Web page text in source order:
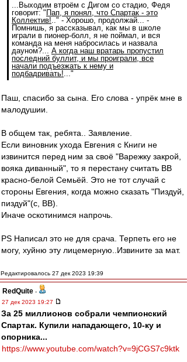
...Выходим втроём с Дигом со стадио, Федя
говорит: " Пап, я понял, что Спартак - это
Коллектив!.." - Хорошо, продолжай... -
Помнишь, я рассказывал, как мы в школе
играли в пионер-болл, я не поймал, и вся
команда на меня набросилась и назвала
дауном?... А когда наш вратарь пропустил
последний буллит, и мы проиграли, все
начали подъезжать к нему и
подбадривать!..."
Паш, спасибо за сына. Его слова - упрёк мне в
малодушии.
В общем так, ребята.. Заявление.
Если виновник ухода Евгения с Книги не
извинится перед ним за своё "Варежку закрой,
вояка диванный", то я перестану считать ВВ
красно-белой Семьёй. Это не тот случай с
стороны Евгения, когда можно сказать "Пиздуй,
пиздуй"(с, ВВ).
Иначе оскотинимся напрочь.
PS Написал это не для срача. Терпеть его не
могу, хуйню эту лицемерную..Извините за мат.
Редактировалось 27 дек 2023 19:39
RedQuite -
27 дек 2023 19:27
За 25 миллионов собрали чемпионский
Спартак. Купили нападающего, 10-ку и
опорника...
https://www.youtube.com/watch?v=9jCGS7c9ktk